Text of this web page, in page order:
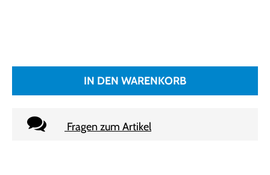
IN DEN WARENKORB
Fragen zum Artikel